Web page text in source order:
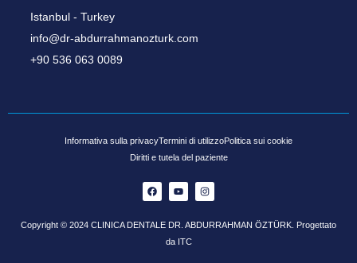
Istanbul - Turkey
info@dr-abdurrahmanozturk.com
+90 536 063 0089
Informativa sulla privacyTermini di utilizzoPolitica sui cookie
Diritti e tutela del paziente
Copyright © 2024 CLINICA DENTALE DR. ABDURRAHMAN ÖZTÜRK. Progettato
da ITC